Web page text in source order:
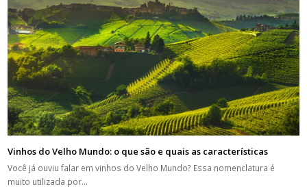
Vinhos do Velho Mundo: o que são e quais as características
Você já ouviu falar em vinhos do Velho Mundo? Essa nomenclatura é
muito utilizada por…